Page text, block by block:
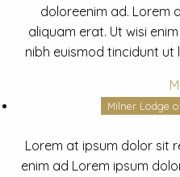
doloreenim ad. Lorem
aliquam erat. Ut wisi
nibh euismod tincidunt
Milner Lodge
Lorem at ipsum dolor sit
enim ad Lorem ipsum